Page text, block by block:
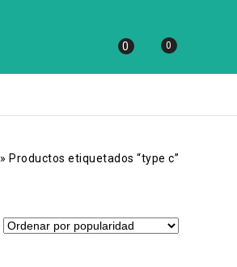
0 0
» Productos etiquetados “type c”